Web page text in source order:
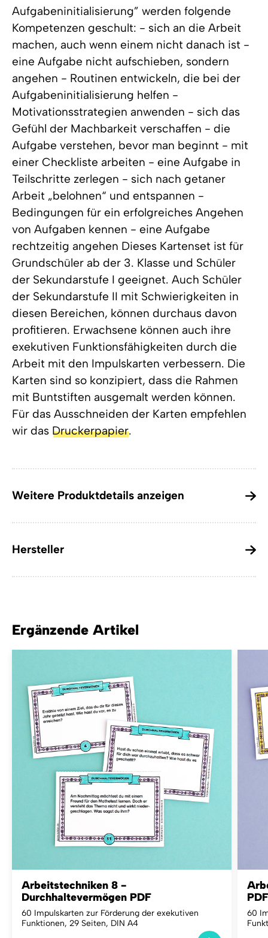
Aufgabeninitialisierung” werden folgende
Kompetenzen geschult: - sich an die Arbeit
machen, auch wenn einem nicht danach ist -
eine Aufgabe nicht aufschieben, sondern
angehen - Routinen entwickeln, die bei der
Aufgabeninitialisierung helfen -
Motivationsstrategien anwenden - sich das
Gefühl der Machbarkeit verschaffen - die
Aufgabe verstehen, bevor man beginnt - mit
einer Checkliste arbeiten - eine Aufgabe in
Teilschritte zerlegen - sich nach getaner
Arbeit „belohnen“ und entspannen -
Bedingungen für ein erfolgreiches Angehen
von Aufgaben kennen - eine Aufgabe
rechtzeitig angehen Dieses Kartenset ist für
Grundschüler ab der 3. Klasse und Schüler
der Sekundarstufe I geeignet. Auch Schüler
der Sekundarstufe II mit Schwierigkeiten in
diesen Bereichen, können durchaus davon
profitieren. Erwachsene können auch ihre
exekutiven Funktionsfähigkeiten durch die
Arbeit mit den Impulskarten verbessern. Die
Karten sind so konzipiert, dass die Rahmen
mit Buntstiften ausgemalt werden können.
Für das Ausschneiden der Karten empfehlen
wir das Druckerpapier.
Weitere Produktdetails anzeigen
Hersteller
Ergänzende Artikel
Arbeitstechniken 8 -
Durchhaltevermögen PDF
60 Impulskarten zur Förderung der exekutiven
Funktionen, 29 Seiten, DIN A4
PDF
60